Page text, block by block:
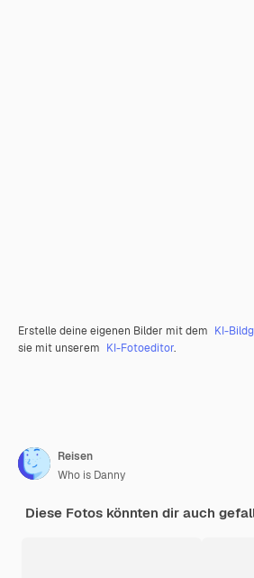
Erstelle deine eigenen Bilder mit dem KI-
sie mit unserem KI-Fotoeditor.
Reisen
Who is Danny
Diese Fotos könnten dir auch